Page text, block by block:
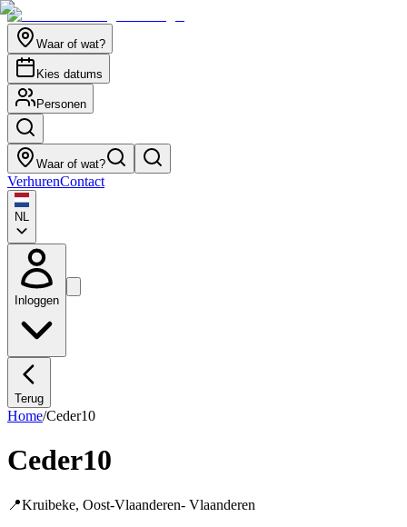
Waar of wat?
Kies datums
Personen
Waar of wat?
VerhurenContact
NL
Inloggen
Terug
Home/Ceder10
Ceder10
📍Kruibeke, Oost-Vlaanderen- Vlaanderen